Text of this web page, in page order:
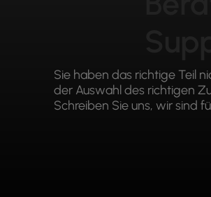
Sie haben das richtige Teil
der Auswahl des richtigen
Schreiben Sie uns, wir sind